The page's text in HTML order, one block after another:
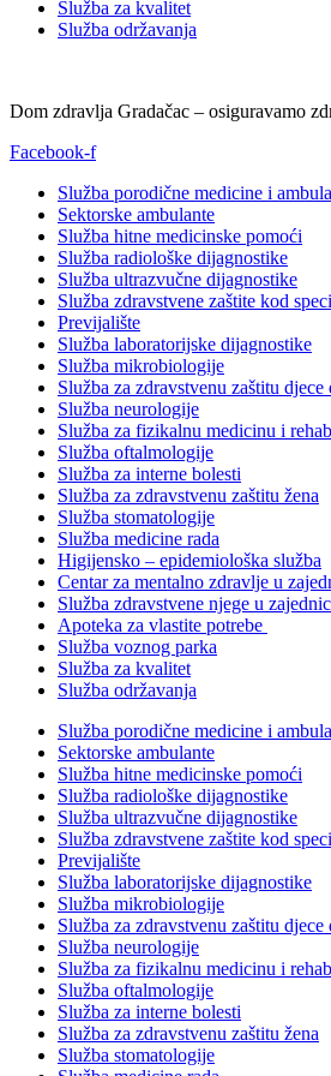
Služba za kvalitet
Služba održavanja
Dom zdravlja Gradačac – osiguravamo
Facebook-f
Služba porodične medicine i
Sektorske ambulante
Služba hitne medicinske pomoći
Služba radiološke dijagnostike
Služba ultrazvučne dijagnostike
Služba zdravstvene zaštite kod
Previjalište
Služba laboratorijske dijagnostike
Služba mikrobiologije
Služba za zdravstvenu zaštitu
Služba neurologije
Služba za fizikalnu medicinu i
Služba oftalmologije
Služba za interne bolesti
Služba za zdravstvenu zaštitu žena
Služba stomatologije
Služba medicine rada
Higijensko – epidemiološka služba
Centar za mentalno zdravlje u
Služba zdravstvene njege u
Apoteka za vlastite potrebe
Služba voznog parka
Služba za kvalitet
Služba održavanja
Služba porodične medicine i
Sektorske ambulante
Služba hitne medicinske pomoći
Služba radiološke dijagnostike
Služba ultrazvučne dijagnostike
Služba zdravstvene zaštite kod
Previjalište
Služba laboratorijske dijagnostike
Služba mikrobiologije
Služba za zdravstvenu zaštitu
Služba neurologije
Služba za fizikalnu medicinu i
Služba oftalmologije
Služba za interne bolesti
Služba za zdravstvenu zaštitu žena
Služba stomatologije